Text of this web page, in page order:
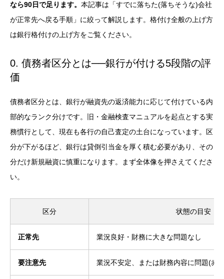
なら90日で足ります。 本記事は「すでに落ちた(落ちそうな)会社
が正常先へ戻る手順」に絞って解説します。格付け全般の上げ方
は銀行格付けの上げ方をご覧ください。
0. 債務者区分とは──銀行が付ける5段階の評
価
債務者区分とは、銀行が融資先の返済能力に応じて付けている内
部的なランク分けです。旧・金融検査マニュアルを起点とする実
務慣行として、現在も各行の自己査定の土台になっています。区
分が下がるほど、銀行は貸倒引当金を厚く積む必要があり、その
分だけ新規融資に慎重になります。まず全体像を押さえてくださ
い。
区分 状態の目安
正常先 業況良好・財務に大きな問題なし
要注意先 業況不安定、または財務内容に問題(赤